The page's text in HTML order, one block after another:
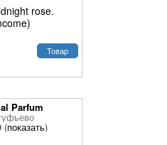
rose.
Товар
Parfum
(показать)